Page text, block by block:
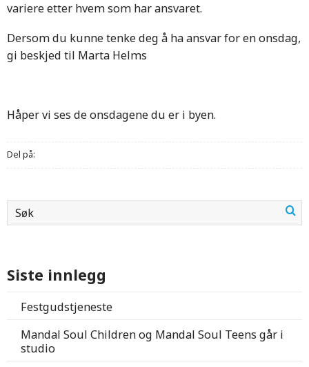
variere etter hvem som har ansvaret.
Dersom du kunne tenke deg å ha ansvar for en onsdag,
gi beskjed til Marta Helms
Håper vi ses de onsdagene du er i byen.
Del på:
Siste innlegg
Festgudstjeneste
Mandal Soul Children og Mandal Soul Teens går i
studio